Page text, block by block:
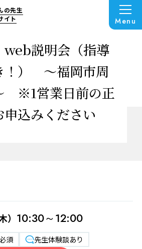
の先生
イト
Menu
web説明会（指導
！） ～福岡市周
※1営業日前の正
込みください
） 10:30～12:00
須 先生体験談あり